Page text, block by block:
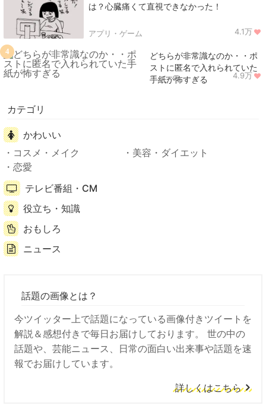
は？心臓痛くて直視できなかった！
アプリ・ゲーム 4.1万
どちらが非常識なのか・・ポ
ストに匿名で入れられていた
手紙が怖すぎる
ニュース 4.9万
4
カテゴリ
かわいい
コスメ・メイク
美容・ダイエット
恋愛
テレビ番組・CM
役立ち・知識
おもしろ
ニュース
話題の画像とは？
今ツイッター上で話題になっている画像付きツイートを
解説＆感想付きで毎日お届けしております。 世の中の
話題や、芸能ニュース、日常の面白い出来事や話題を速
報でお届けしています。
詳しくはこちら